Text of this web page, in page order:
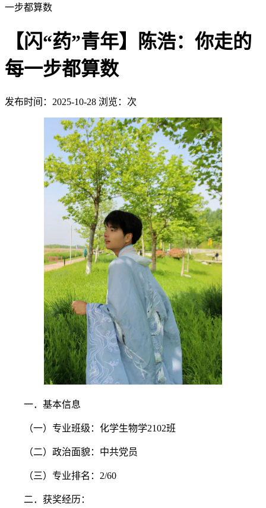
一步都算数
【闪“药”青年】陈浩：你走的
每一步都算数
发布时间：2025-10-28 浏览： 次
一．基本信息
（一）专业班级：化学生物学2102班
（二）政治面貌：中共党员
（三）专业排名：2/60
二．获奖经历：